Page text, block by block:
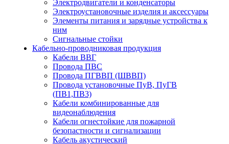
Электродвигатели и конденсаторы
Электроустановочные изделия и аксессуары
Элементы питания и зарядные устройства к
ним
Сигнальные стойки
Кабельно-проводниковая продукция
Кабели ВВГ
Провода ПВС
Провода ПГВВП (ШВВП)
Провода установочные ПуВ, ПуГВ
(ПВ1,ПВ3)
Кабели комбинированные для
видеонаблюдения
Кабели огнестойкие для пожарной
безопастности и сигнализации
Кабель акустический